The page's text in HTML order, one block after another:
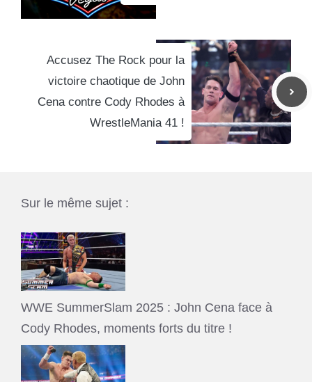
Accusez The Rock pour la
victoire chaotique de John
Cena contre Cody Rhodes à
WrestleMania 41 !
Sur le même sujet :
WWE SummerSlam 2025 : John Cena face à
Cody Rhodes, moments forts du titre !